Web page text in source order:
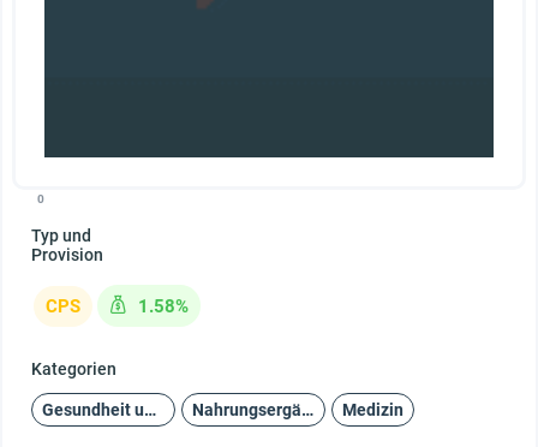
0
Typ und
Provision
CPS 1.58%
Kategorien
Gesundheit und Schönheit Nahrungsergänzungsmittel Medizin